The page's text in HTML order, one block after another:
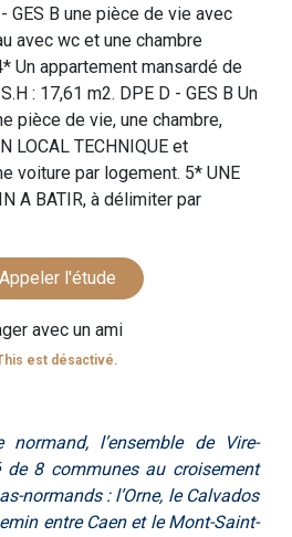
GES B une pièce de vie avec
avec wc et une chambre
Un appartement mansardé de
: 17,61 m2. DPE D - GES B Un
pièce de vie, une chambre,
LOCAL TECHNIQUE et
voiture par logement. 5* UNE
A BATIR, à délimiter par
Appeler l'étude
avec un ami
est désactivé.
l’ensemble de Vire-
8 communes au croisement
normands : l’Orne, le Calvados
entre Caen et le Mont-Saint-